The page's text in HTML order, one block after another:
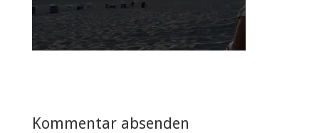
Kommentar absenden